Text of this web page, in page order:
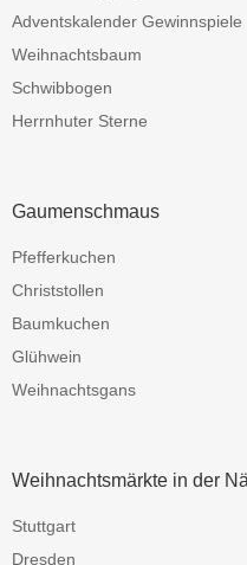
Adventskalender Gewinnspiele
Weihnachtsbaum
Schwibbogen
Herrnhuter Sterne
Gaumenschmaus
Pfefferkuchen
Christstollen
Baumkuchen
Glühwein
Weihnachtsgans
Weihnachtsmärkte in der
Stuttgart
Dresden